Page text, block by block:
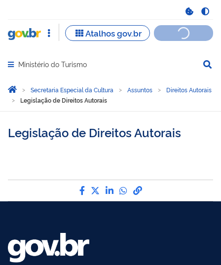
Abrir menu principal de navegação
Ministério do Turismo
Você está aqui:
Página Inicial
Secretaria Especial da Cultura Assuntos
Direitos Autorais
Legislação de Direitos Autorais
Legislação de Direitos Autorais
Compartilhe por Facebook
Compartilhe por Twitter
Compartilhe por
Compartilhe por
link para Copiar